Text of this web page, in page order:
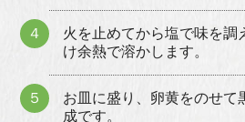
４
火を止めてから塩で味を調
け余熱で溶かします。
５
お皿に盛り、卵黄をのせて
成です。